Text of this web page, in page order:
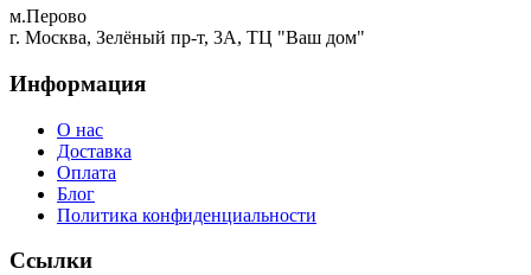
м.Перово
г. Москва, Зелёный пр-т, 3А, ТЦ "Ваш дом"
Информация
О нас
Доставка
Оплата
Блог
Политика конфиденциальности
Ссылки